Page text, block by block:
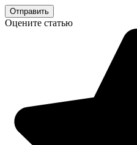
Оцените статью